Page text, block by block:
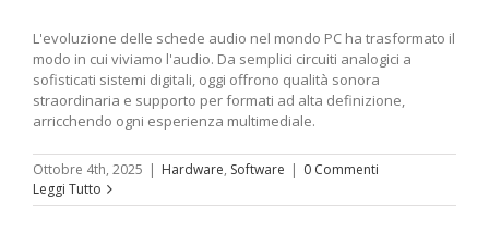
L'evoluzione delle schede audio nel mondo PC ha trasformato il
modo in cui viviamo l'audio. Da semplici circuiti analogici a
sofisticati sistemi digitali, oggi offrono qualità sonora
straordinaria e supporto per formati ad alta definizione,
arricchendo ogni esperienza multimediale.
Ottobre 4th, 2025 | Hardware, Software | 0 Commenti
Leggi Tutto